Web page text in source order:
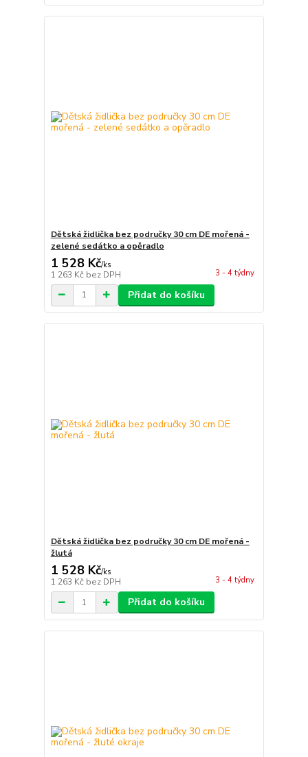
Dětská židlička bez područky 30 cm DE mořená -
zelené sedátko a opěradlo
1 528 Kč/ks
1 263 Kč bez DPH 3 - 4 týdny
Přidat do košíku
Dětská židlička bez područky 30 cm DE mořená -
žlutá
1 528 Kč/ks
1 263 Kč bez DPH 3 - 4 týdny
Přidat do košíku